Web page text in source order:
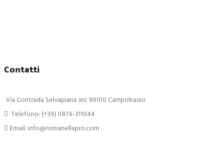
Contatti
Via Contrada Selvapiana snc 86100 Campobasso
Telefono: (+39) 0874-311044
Email: info@romanellapro.com